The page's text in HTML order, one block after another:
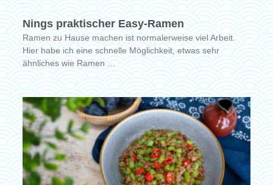
Nings praktischer Easy-Ramen
Ramen zu Hause machen ist normalerweise viel Arbeit.
Hier habe ich eine schnelle Möglichkeit, etwas sehr
ähnliches wie Ramen …